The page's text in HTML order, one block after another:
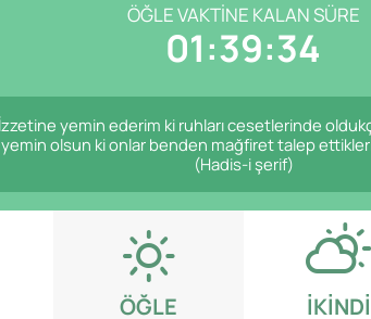
ÖĞLE VAKTINE KALAN SÜRE
01:39:33
yemin ederim ki ruhları cesetlerinde
olsun ki onlar benden mağfiret talep
(Hadis-i şerif)
ÖĞLE İKINDI